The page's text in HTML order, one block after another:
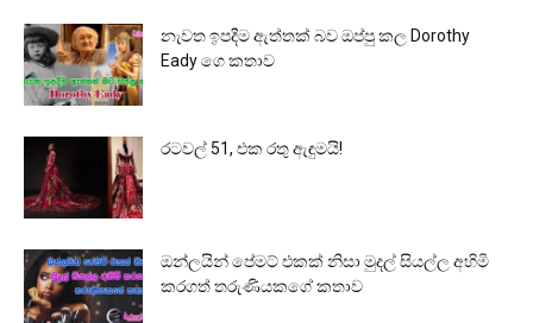
නැවත ඉපදීම ඇත්තක් බව ඔප්පු කල Dorothy
Eady ගෙ කතාව
රටවල් 51, එක රතු ඇඳුමයි!
ඔන්ලයින් පේමට් එකක් නිසා මුදල් සියල්ල අහිමි
කරගත් තරුණියකගේ කතාව